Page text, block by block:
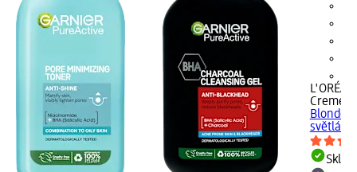
L'ORÉAL
Creme
Blonde